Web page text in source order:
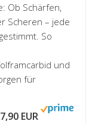
Ob Schärfen,
Scheren – jede
So
und
für
EUR